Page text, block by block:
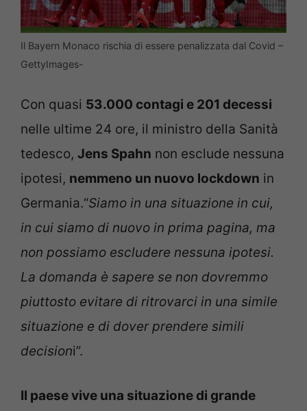
Il Bayern Monaco rischia di essere penalizzata dal Covid –
GettyImages-
Con quasi 53.000 contagi e 201 decessi
nelle ultime 24 ore, il ministro della Sanità
tedesco, Jens Spahn non esclude nessuna
ipotesi, nemmeno un nuovo lockdown in
Germania.“Siamo in una situazione in cui,
in cui siamo di nuovo in prima pagina, ma
non possiamo escludere nessuna ipotesi.
La domanda è sapere se non dovremmo
piuttosto evitare di ritrovarci in una simile
situazione e di dover prendere simili
decisioni”.
Il paese vive una situazione di grande